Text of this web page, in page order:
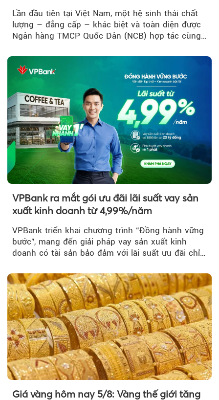
Lần đầu tiên tại Việt Nam, một hệ sinh thái chất
lượng – đẳng cấp – khác biệt và toàn diện được
Ngân hàng TMCP Quốc Dân (NCB) hợp tác cùng
VPBank ra mắt gói ưu đãi lãi suất vay sản
xuất kinh doanh từ 4,99%/năm
VPBank triển khai chương trình “Đồng hành vững
bước”, mang đến giải pháp vay sản xuất kinh
doanh có tài sản bảo đảm với lãi suất ưu đãi chỉ
Giá vàng hôm nay 5/8: Vàng thế giới tăng